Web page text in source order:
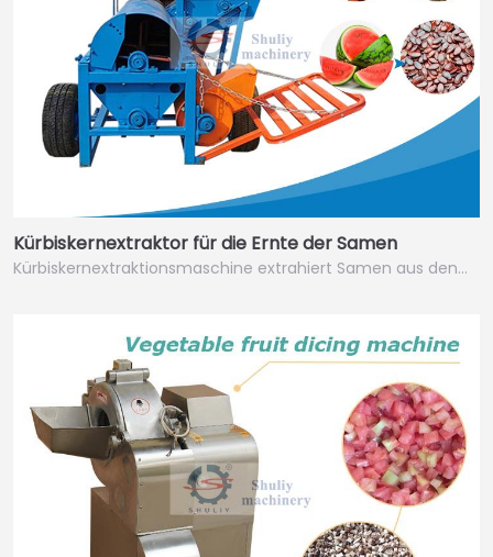
Kürbiskernextraktor für die Ernte der Samen
Kürbiskernextraktionsmaschine extrahiert Samen aus den…